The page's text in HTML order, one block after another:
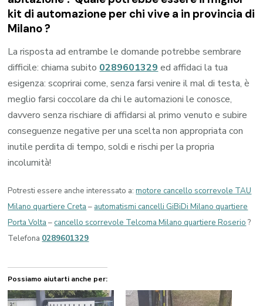
kit di automazione per chi vive a in provincia di
Milano?
La risposta ad entrambe le domande potrebbe sembrare
difficile: chiama subito 0289601329 ed affidaci la tua
esigenza: scoprirai come, senza farsi venire il mal di testa, è
meglio farsi coccolare da chi le automazioni le conosce,
davvero senza rischiare di affidarsi al primo venuto e subire
conseguenze negative per una scelta non appropriata con
inutile perdita di tempo, soldi e rischi per la propria
incolumità!
Potresti essere anche interessato a:motore cancello scorrevole TAU
Milano quartiere Creta – automatismi cancelli GiBiDi Milano quartiere
Porta Volta –cancello scorrevole Telcoma Milano quartiere Roserio ?
Telefona 0289601329
Possiamo aiutarti anche per: